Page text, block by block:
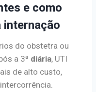
e como
internação
do obstetra ou
a 3ª diária, UTI
de alto custo,